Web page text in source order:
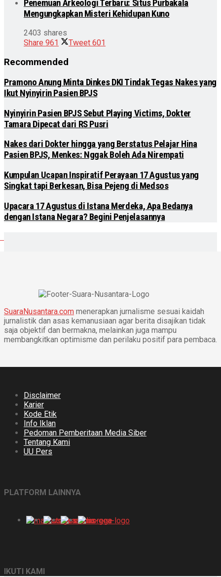
Penemuan Arkeologi Terbaru: Situs Purbakala
Mengungkapkan Misteri Kehidupan Kuno
2403 shares
Share 961 Tweet 601
Recommended
Pramono Anung Minta Dinkes DKI Tindak Tegas Nakes yang
Ikut Nyinyirin Pasien BPJS
Nyinyirin Pasien BPJS Sebut Playing Victims, Dokter
Tamara Dipecat dari RS Pusri
Nakes dari Dokter hingga yang Berstatus Pelajar Hina
Pasien BPJS, Menkes: Nggak Boleh Ada Nirempati
Kumpulan Ucapan Inspiratif Perayaan 17 Agustus yang
Singkat tapi Berkesan, Bisa Pejeng di Medsos
Upacara 17 Agustus di Istana Merdeka, Apa Bedanya
dengan Istana Negara? Begini Penjelasannya
SuaraNusantara.com menerapkan jurnalisme sesuai kaidah
jurnalistik dan asas kemanusiaan agar berita disajikan tidak
saja objektif dan bermakna, melainkan juga mampu
membangkitkan optimisme dan perilaku positif para pembaca.
Disclaimer
Karier
Kode Etik
Info Iklan
Pedoman Pemberitaan Media Siber
Tentang Kami
UU Pers
PLATFORM LAINNYA
IKUTI KAMI